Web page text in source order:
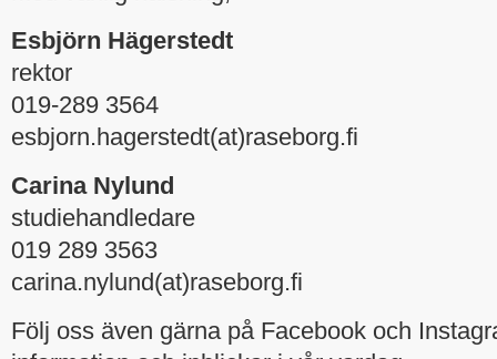
Esbjörn Hägerstedt
rektor
019-289 3564
esbjorn.hagerstedt(at)raseborg.fi
Carina Nylund
studiehandledare
019 289 3563
carina.nylund(at)raseborg.fi
Följ oss även gärna på Facebook och